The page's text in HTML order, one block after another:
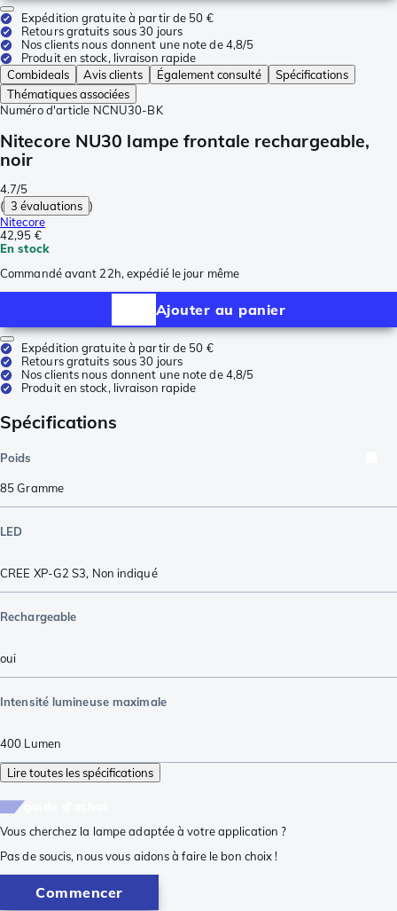
Expédition gratuite à partir de 50 €
Retours gratuits sous 30 jours
Nos clients nous donnent une note de 4,8/5
Produit en stock, livraison rapide
Combideals
Avis clients Également consulté
Spécifications
Thématiques associées
Numéro d'article NCNU30-BK
Nitecore NU30 lampe frontale rechargeable,
noir
4.7/5
( 3 évaluations )
Nitecore
42,95 €
En stock
Commandé avant 22h, expédié le jour même
Ajouter au panier
Expédition gratuite à partir de 50 €
Retours gratuits sous 30 jours
Nos clients nous donnent une note de 4,8/5
Produit en stock, livraison rapide
Spécifications
Poids
85Gramme
LED
CREE XP-G2 S3, Non indiqué
Rechargeable
oui
Intensité lumineuse maximale
400 Lumen
Lire toutes les spécifications
Vous cherchez la lampe adaptée à votre application ?
Pas de soucis, nous vous aidons à faire le bon choix !
Commencer